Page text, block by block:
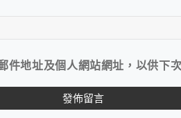
件地址及個人網站網址，以供下